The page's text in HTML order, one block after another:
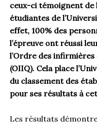
ceux-ci témoignent de
étudiantes de
effet, 100% des
l’épreuve ont réussi
l’Ordre des
(OIIQ). Cela place
du classement des
pour ses résultats à
Les résultats